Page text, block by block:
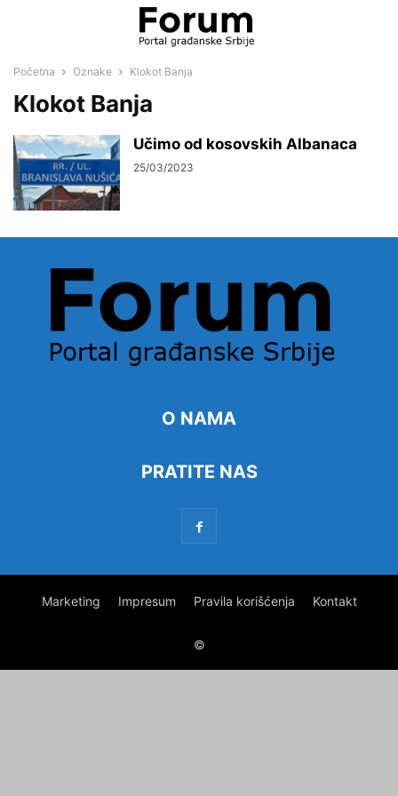
Početna Oznake Klokot Banja
Klokot Banja
Učimo od kosovskih Albanaca
25/03/2023
O NAMA
PRATITE NAS
Marketing Impresum Pravila korišćenja Kontakt
©